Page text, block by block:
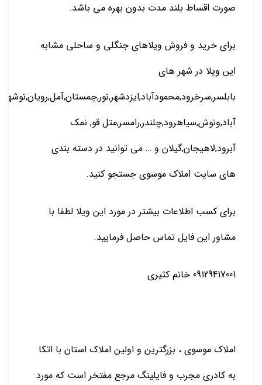
صورت اقساط بلند مدت بدون بهره می باشد.
برای خرید و فروش ویلاهای جنگلی و ساحلی مشابه
این ویلا در شهر های
آباد,ونوش,سیاهرود,چلندر,رامسر,متل قو, نمک
آبرود,لاهیجان,گیلان و … می توانید در دسته بندی
های سایت املاک موسوی جستجو کنید.
برای کسب اطلاعات بیشتر در مورد این ویلا لطفا با
مشاور این فایل تماس حاصل فرمایید.
09129417001 خانم کثیری
املاک موسوی ، بزرگترین و اولین املاک استان با اتکا
به کادری مجرب و فایلینگ مرجع مفتخر است که مورد